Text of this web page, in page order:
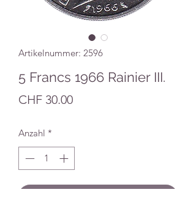
Artikelnummer: 2596
5 Francs 1966 Rainier III.
CHF 30.00Preis
Anzahl *